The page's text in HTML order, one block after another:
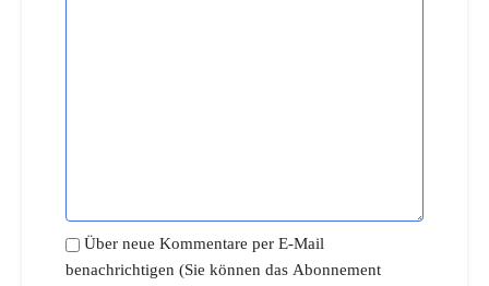
Über neue Kommentare per E-Mail
benachrichtigen (Sie können das Abonnement